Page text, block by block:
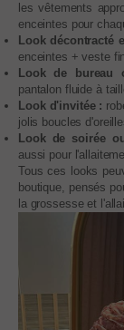
les vêtements
enceintes pour
Look décontracté
enceintes + veste
Look de bureau
pantalon fluide à
Look d'invitée :
jolis boucles
Look de soirée
aussi pour
Tous ces looks
boutique, pensés
la grossesse et